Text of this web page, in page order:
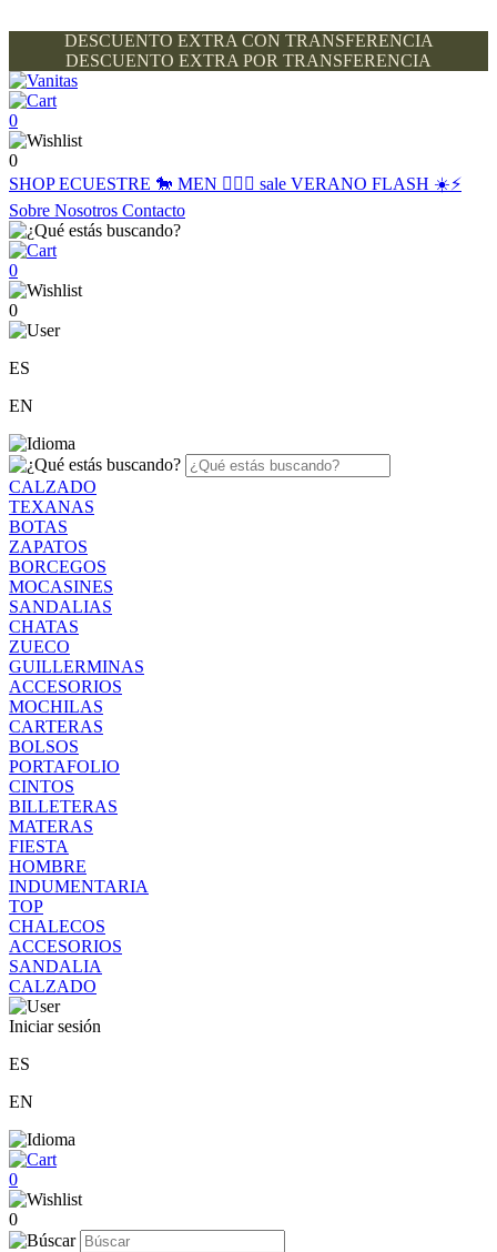
DESCUENTO EXTRA CON TRANSFERENCIA
DESCUENTO EXTRA POR TRANSFERENCIA
0
0
SHOPECUESTRE 🐎 MEN 🙋🏽‍♂️ sale VERANO FLASH ☀️⚡️
Sobre Nosotros Contacto
0
0
ES
EN
CALZADO
TEXANAS
BOTAS
ZAPATOS
BORCEGOS
MOCASINES
SANDALIAS
CHATAS
ZUECO
GUILLERMINAS
ACCESORIOS
MOCHILAS
CARTERAS
BOLSOS
PORTAFOLIO
CINTOS
BILLETERAS
MATERAS
FIESTA
HOMBRE
INDUMENTARIA
TOP
CHALECOS
ACCESORIOS
SANDALIA
CALZADO
Iniciar sesión
ES
EN
0
0